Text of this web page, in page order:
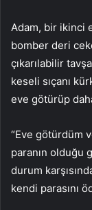
Adam, bir ikinci
bomber deri
çıkarılabilir
keseli sıçanı
eve götürüp
“Eve götürdüm
paranın olduğu
durum
kendi parasını